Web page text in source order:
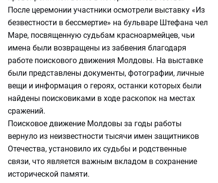
После церемонии участники осмотрели выставку «Из
безвестности в бессмертие» на бульваре Штефана чел
Маре, посвященную судьбам красноармейцев, чьи
имена были возвращены из забвения благодаря
работе поискового движения Молдовы. На выставке
были представлены документы, фотографии, личные
вещи и информация о героях, останки которых были
найдены поисковиками в ходе раскопок на местах
сражений.
Поисковое движение Молдовы за годы работы
вернуло из неизвестности тысячи имен защитников
Отечества, установило их судьбы и родственные
связи, что является важным вкладом в сохранение
исторической памяти.